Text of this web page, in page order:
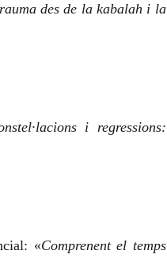
des de la kabalah i la
i regressions:
«Comprenent el temps